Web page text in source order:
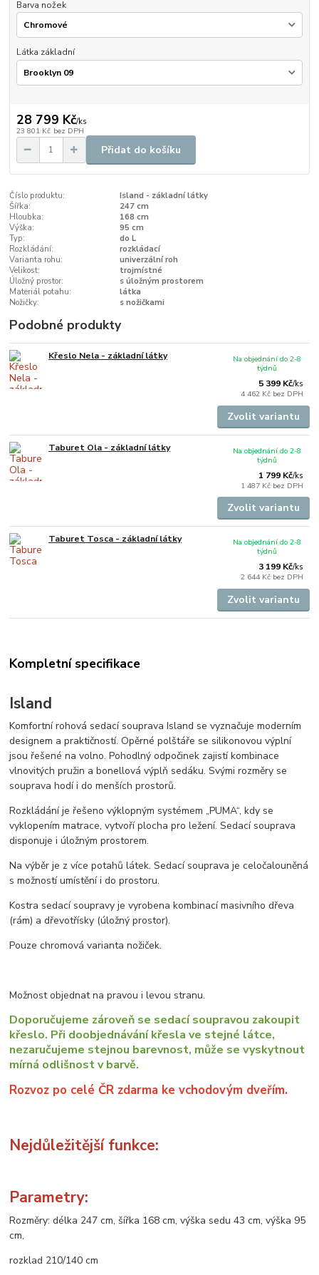
Barva nožek
Látka základní
28 799 Kč/ks
23 801 Kč bez DPH
Přidat do košíku
Číslo produktu:
Island - základní látky
Šířka:
247 cm
Hloubka:
168 cm
Výška:
95 cm
Typ:
do L
Rozkládání:
rozkládací
Varianta rohu:
univerzální roh
Velikost:
trojmístné
Úložný prostor:
s úložným prostorem
Materiál potahu:
látka
Nožičky:
s nožičkami
Podobné produkty
Křeslo Nela - základní látky
5 399 Kč/ks
4 462 Kč bez DPH
Na objednání do 2-8
týdnů
Zvolit variantu
Taburet Ola - základní látky
1 799 Kč/ks
1 487 Kč bez DPH
Na objednání do 2-8
týdnů
Zvolit variantu
Taburet Tosca - základní látky
3 199 Kč/ks
2 644 Kč bez DPH
Na objednání do 2-8
týdnů
Zvolit variantu
Kompletní specifikace
Island
Komfortní rohová sedací souprava Island se vyznačuje moderním
designem a praktičností. Opěrné polštáře se silikonovou výplní
jsou řešené na volno. Pohodlný odpočinek zajistí kombinace
vlnovitých pružin a bonellová výplň sedáku. Svými rozměry se
souprava hodí i do menších prostorů.
Rozkládání je řešeno výklopným systémem „PUMA“, kdy se
vyklopením matrace, vytvoří plocha pro ležení. Sedací souprava
disponuje i úložným prostorem.
Na výběr je z více potahů látek. Sedací souprava je celočalouněná
s možností umístění i do prostoru.
Kostra sedací soupravy je vyrobena kombinací masivního dřeva
(rám) a dřevotřísky (úložný prostor).
Pouze chromová varianta nožiček.
Možnost objednat na pravou i levou stranu.
Doporučujeme zároveň se sedací soupravou zakoupit
křeslo. Při doobjednávání křesla ve stejné látce,
nezaručujeme stejnou barevnost, může se vyskytnout
mírná odlišnost v barvě.
Rozvoz po celé ČR zdarma ke vchodovým dveřím.
Nejdůležitější funkce:
Parametry:
Rozměry: délka 247 cm, šířka 168 cm, výška sedu 43 cm, výška 95
cm,
rozklad 210/140 cm